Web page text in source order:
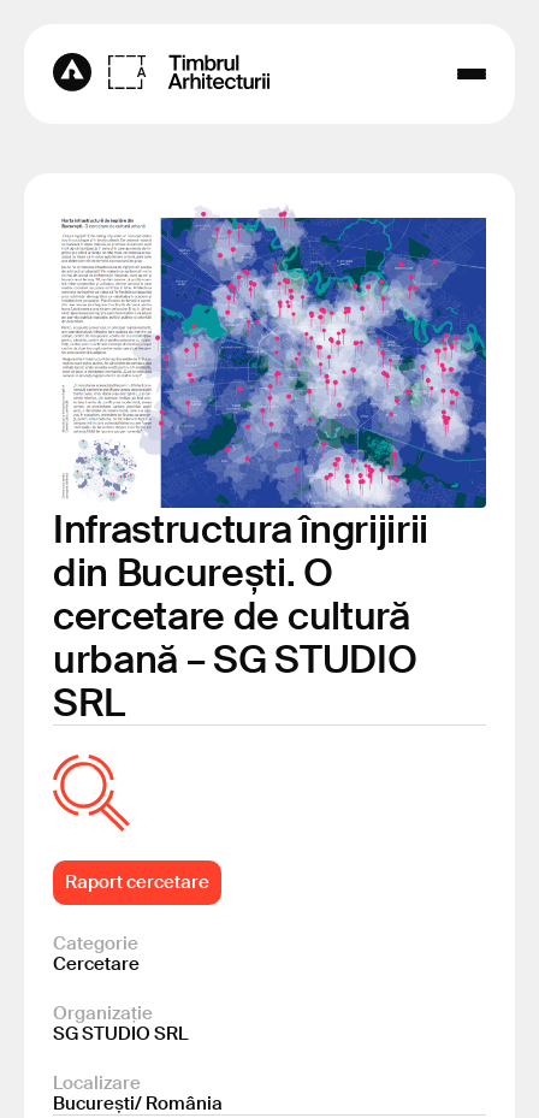
Infrastructura îngrijirii
din București. O
cercetare de cultură
urbană – SG STUDIO
SRL
Raport cercetare
Categorie
Cercetare
Organizație
SG STUDIO SRL
Localizare
București/ România